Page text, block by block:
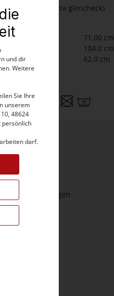
Farbe:
anthra glenchecks
Grösse:
Länge:
71.00 cm
104.0 cm
Ärmellänge:
62.0 cm
und dir
Weitere
Sie Ihre
unserem
48624
persönlich
darf.